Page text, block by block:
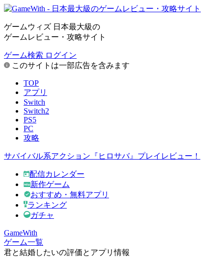
ゲームウィズ 日本最大級の
ゲームレビュー・攻略サイト
ゲーム検索 ログイン
このサイトは一部広告を含みます
TOP
アプリ
Switch
Switch2
PS5
PC
攻略
サバイバル系アクション『ヒロサバ』プレイレビュー！
配信カレンダー
新作ゲーム
おすすめ・無料アプリ
ランキング
ガチャ
GameWith
ゲーム一覧
君と結婚したいの評価とアプリ情報